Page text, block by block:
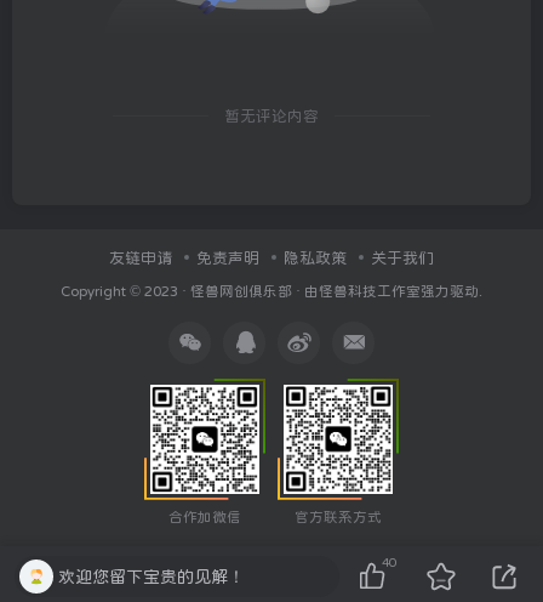
暂无评论内容
友链申请 免责声明 隐私政策 关于我们
Copyright © 2023 · 怪兽网创俱乐部 · 由怪兽科技工作室强力驱动.
合作加微信 官方联系方式
欢迎您留下宝贵的见解！
40